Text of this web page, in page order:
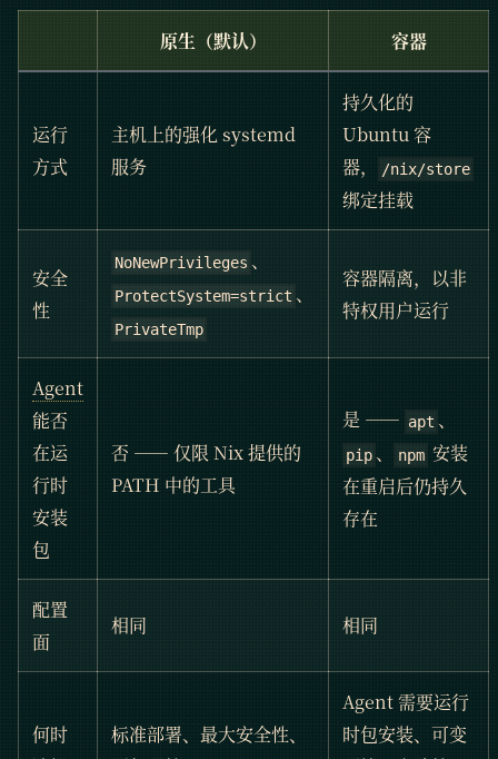
原生 （默认） 容器
运行
方式
主机上的强化 systemd
服务
持久化的
Ubuntu 容
器，
/nix/store
绑定挂载
安全
性
NoNewPrivileges 、
ProtectSystem=strict 、
PrivateTmp
容器隔离，以非
特权用户运行
Agent
能否
在运
行时
安装
包
否 —— 仅限 Nix 提供的
PATH 中的工具
是 —— apt 、
pip 、 npm 安装
在重启后仍持久
存在
配置
面
相同 相同
何时
标准部署、最大安全性、
Agent 需要运行
时包安装、可变